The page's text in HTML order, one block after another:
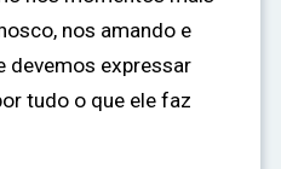
nos amando e
devemos expressar
tudo o que ele faz